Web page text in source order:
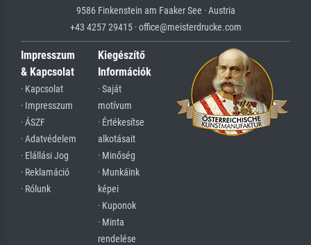
9586 Finkenstein am Faaker See · Austria
+43 4257 29415 · office@meisterdrucke.com
Impresszum
& Kapcsolat
· Kapcsolat
· Impresszum
· ÁSZF
· Adatvédelem
· Elállási Jog
· Reklamáció
· Rólunk
Kiegészítő
Információk
· Saját
motívum
· Értékesítse
alkotásait
· Minőség
· Munkáink
képei
· Kuponok
· Minta
rendelése